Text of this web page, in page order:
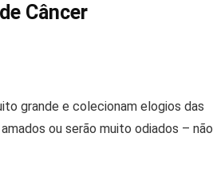
Câncer
grande e colecionam elogios das
ou serão muito odiados – não